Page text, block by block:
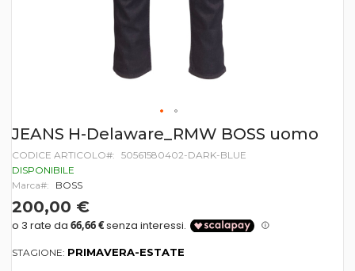
Vai
all'inizio
della
galleria
di
JEANS H-Delaware_RMW BOSS uomo
CODICE ARTICOLO
50561580402-DARK-BLUE
DISPONIBILE
Marca
BOSS
200,00 €
STAGIONE: PRIMAVERA-ESTATE